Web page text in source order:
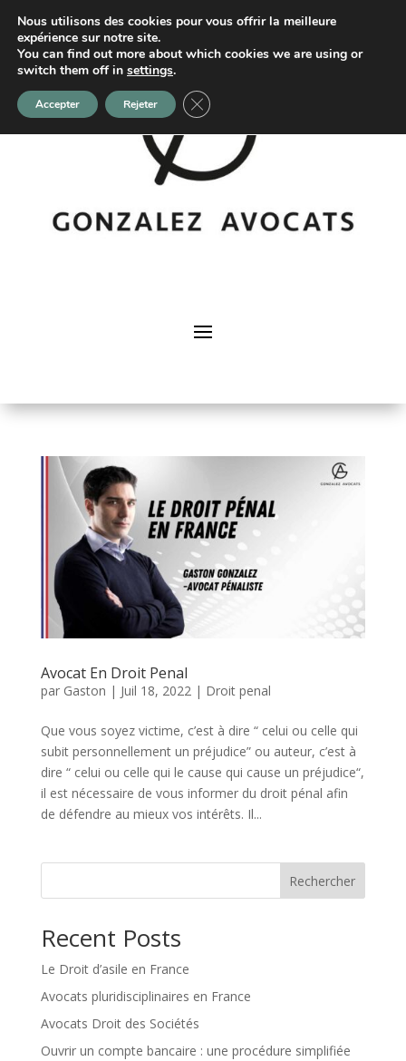
Avocat En Droit Penal
par Gaston | Juil 18, 2022| Droit penal
Que vous soyez victime, c’est à dire “ celui ou celle qui
subit personnellement un préjudice” ou auteur, c’est à
dire “ celui ou celle qui le cause qui cause un préjudice“,
il est nécessaire de vous informer du droit pénal afin
de défendre au mieux vos intérêts. Il...
Rechercher
Recent Posts
Le Droit d’asile en France
Avocats pluridisciplinaires en France
Avocats Droit des Sociétés
Ouvrir un compte bancaire : une procédure simplifiée
Nous utilisons des cookies pour vous offrir la meilleure
expérience sur notre site.
You can find out more about which cookies we are using or
switch them off in settings.
Accepter Rejeter Fermer la bannière des cookies